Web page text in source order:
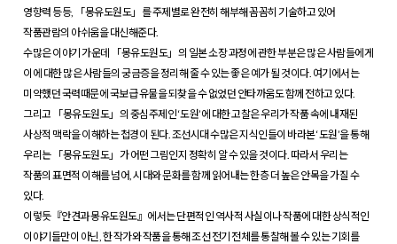
영향력 등등, 「몽유도원도」를 주제별로 완전히 해부해 꼼꼼히 기술하고 있어
작품관람의 아쉬움을 대신해준다.
수많은 이야기 가운데 「몽유도원도」의 일본 소장 과정에 관한 부분은 많은 사람들에게
이에 대한 많은 사람들의 궁금증을 정리해 줄 수 있는 좋은 예가 될 것이다. 여기에서는
미약했던 국력때문에 국보급 유물을 되찾을 수 없었던 안타까움도 함께 전하고 있다.
그리고 「몽유도원도」의 중심주제인 ‘도원’에 대한 고찰은 우리가 작품 속에 내재된
사상적 맥락을 이해하는 첩경이 된다. 조선시대 수많은 지식인들이 바라본 ‘도원’을 통해
우리는 「몽유도원도」가 어떤 그림인지 정확히 알 수 있을 것이다. 따라서 우리는
작품의 표면적 이해를 넘어, 시대와 문화를 함께 읽어내는 한층 더 높은 안목을 가질 수
있다.
이렇듯『안견과 몽유도원도』에서는 단편적인 역사적 사실이나 작품에 대한 상식적인
이야기들만이 아닌, 한 작가와 작품을 통해 조선 전기 전체를 통찰해 볼 수 있는 기회를